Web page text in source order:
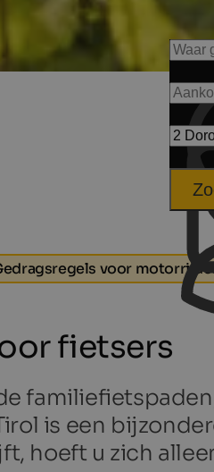
voor
fietsers
is een
hoeft u zich